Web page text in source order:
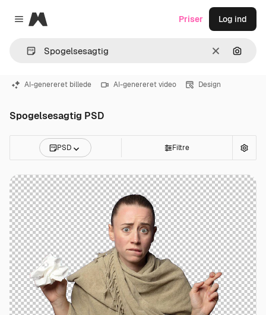
Close menu
Magnific
Klar Søg
Priser Log ind
AI-genereret billede AI-genereret video Design
Spogelsesagtig PSD
PSD Filtre